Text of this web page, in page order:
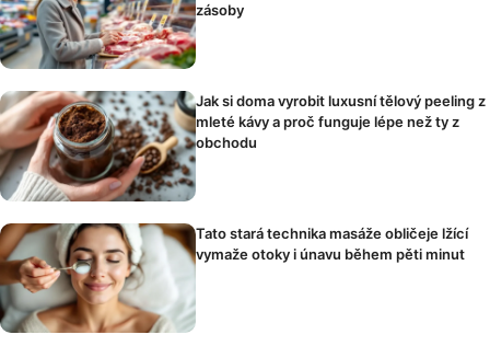
zásoby
Jak si doma vyrobit luxusní tělový peeling z
mleté kávy a proč funguje lépe než ty z
obchodu
Tato stará technika masáže obličeje lžící
vymaže otoky i únavu během pěti minut